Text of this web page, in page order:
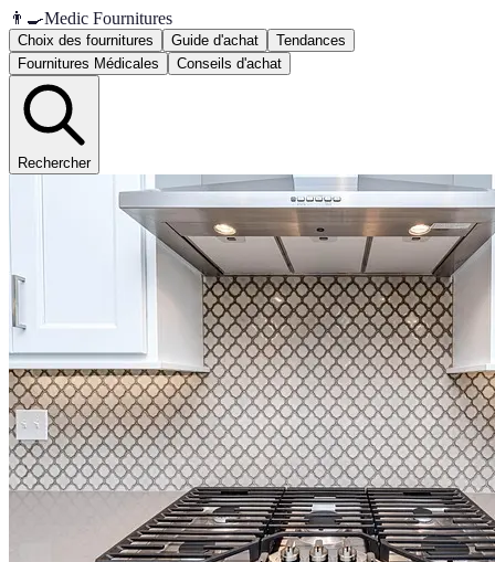
👨‍🍳Medic Fournitures
Choix des fournitures Guide d'achat
Tendances
Fournitures Médicales
Conseils d'achat
Rechercher